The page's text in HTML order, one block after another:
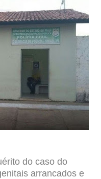
do caso do
arrancados e